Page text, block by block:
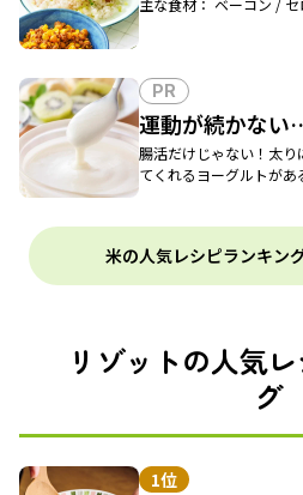
主な食材： ベーコン / セ
PR
運動が続かな
腸活だけじゃない！太
てくれるヨーグルトがあ
米の人気レシピランキン
リゾットの人気
グ
1位